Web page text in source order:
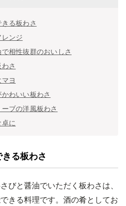
る板わさ
ンジ
相性抜群のおいしさ
さ
ヨ
わいい板わさ
ブの洋風板わさ
に
る板わさ
びと醤油でいただく板わさは、
きる料理です。酒の肴としてお